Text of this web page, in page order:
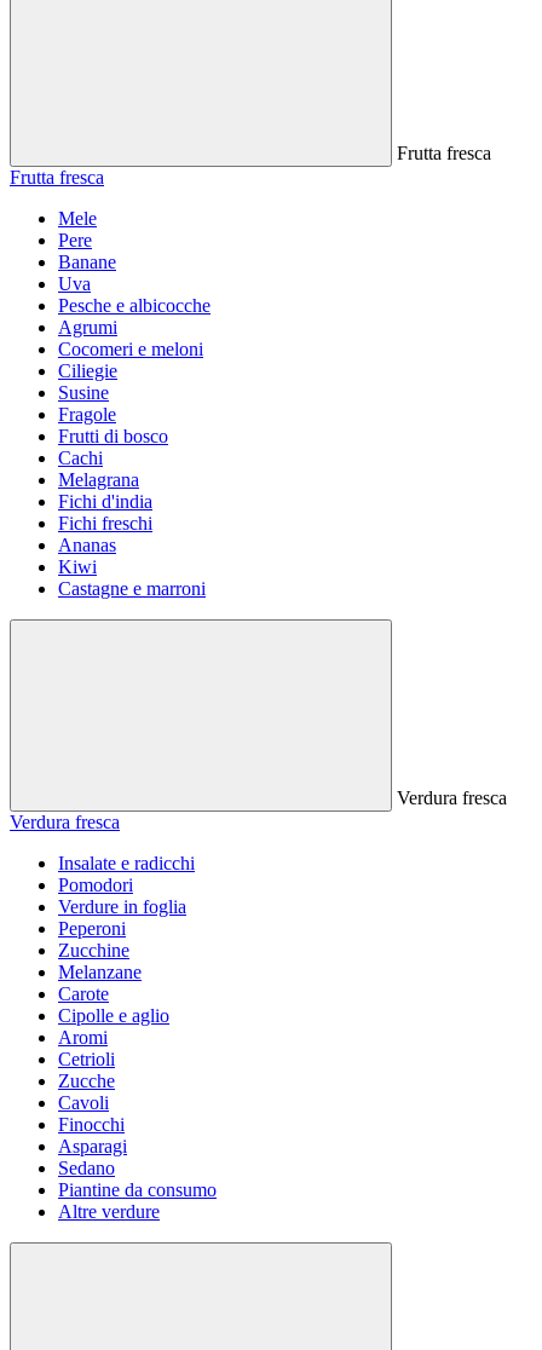
Frutta fresca
Frutta fresca
Mele
Pere
Banane
Uva
Pesche e albicocche
Agrumi
Cocomeri e meloni
Ciliegie
Susine
Fragole
Frutti di bosco
Cachi
Melagrana
Fichi d'india
Fichi freschi
Ananas
Kiwi
Castagne e marroni
Verdura fresca
Verdura fresca
Insalate e radicchi
Pomodori
Verdure in foglia
Peperoni
Zucchine
Melanzane
Carote
Cipolle e aglio
Aromi
Cetrioli
Zucche
Cavoli
Finocchi
Asparagi
Sedano
Piantine da consumo
Altre verdure